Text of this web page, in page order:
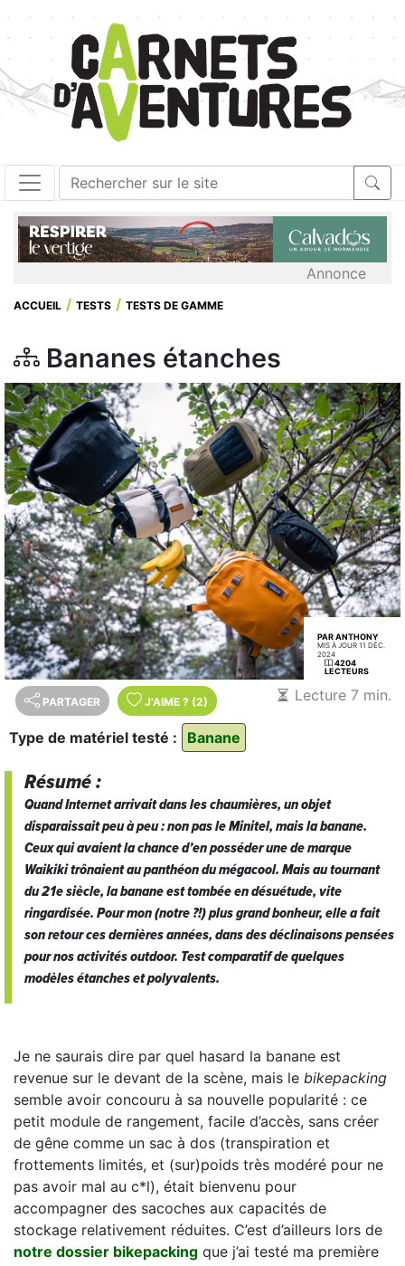
Annonce
ACCUEIL TESTS TESTS DE GAMME
Bananes étanches
PAR ANTHONY
MIS À JOUR 11 DÉC.
2024
4204
LECTEURS
PARTAGER J'AIME ? (2) Lecture 7 min.
Type de matériel testé : Banane
Résumé :
Quand Internet arrivait dans les chaumières, un objet
disparaissait peu à peu : non pas le Minitel, mais la banane.
Ceux qui avaient la chance d’en posséder une de marque
Waikikitrônaient au panthéon dumégacool. Mais au tournant
du 21e siècle, la banane est tombée en désuétude, vite
ringardisée. Pour mon (notre ?!) plus grand bonheur, elle a fait
son retour ces dernières années, dans des déclinaisons pensées
pour nos activités outdoor. Test comparatif de quelques
modèles étanches et polyvalents.
Je ne saurais dire par quel hasard la banane est
revenue sur le devant de la scène, mais le bikepacking
semble avoir concouru à sa nouvelle popularité : ce
petit module de rangement, facile d’accès, sans créer
de gêne comme un sac à dos (transpiration et
frottements limités, et (sur)poids très modéré pour ne
pas avoir mal au c*l), était bienvenu pour
accompagner des sacoches aux capacités de
stockage relativement réduites. C’est d’ailleurs lors de
notre dossier bikepacking que j’ai testé ma première